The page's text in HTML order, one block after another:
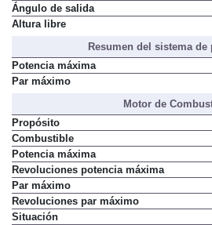
Ángulo de salida
Altura libre
Resumen del sistema
Potencia máxima
Par máximo
Motor de
Propósito
Combustible
Potencia máxima
Revoluciones potencia máxima
Par máximo
Revoluciones par máximo
Situación